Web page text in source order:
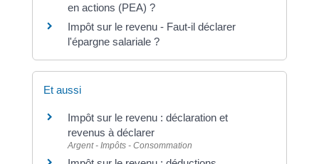
en actions (PEA) ?
Impôt sur le revenu - Faut-il déclarer
l'épargne salariale ?
Et aussi
Impôt sur le revenu : déclaration et
revenus à déclarer
Argent - Impôts - Consommation